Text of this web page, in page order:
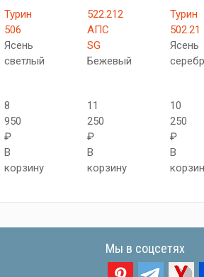
Турин
506
Ясень
светлый
8
950
₽
В
корзину
522.212
АПC
SG
Бежевый
11
250
₽
В
корзину
Турин
502.21
Ясень
10
250
₽
В
Мы в соцсетях